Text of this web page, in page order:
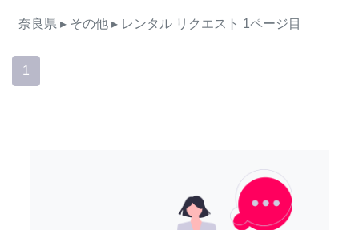
奈良県 ▸ その他 ▸ レンタル リクエスト 1ページ目
1